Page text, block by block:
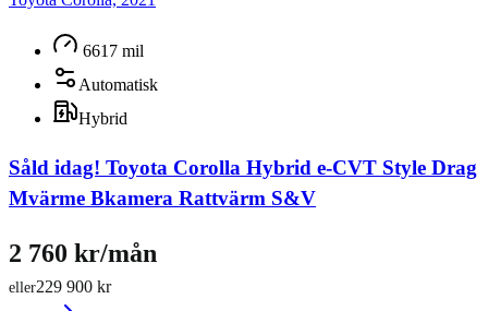
6617 mil
Automatisk
Hybrid
Såld idag! Toyota Corolla Hybrid e-CVT Style Drag
Mvärme Bkamera Rattvärm S&V
229 900 kr
eller
2 760 kr/mån